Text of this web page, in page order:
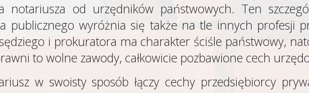
notariusza od urzędników państwowych. Ten
publicznego wyróżnia się także na tle innych profesji
i prokuratora ma charakter ściśle państwowy,
to wolne zawody, całkowicie pozbawione cech
w swoisty sposób łączy cechy przedsiębiorcy